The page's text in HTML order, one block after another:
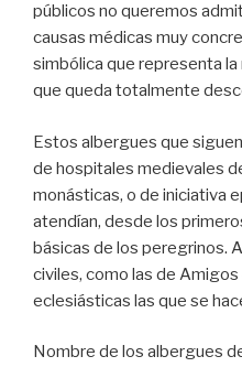
públicos no queremos
causas médicas muy
simbólica que representa
que queda totalmente
Estos albergues que
de hospitales medievales
monásticas, o de iniciativa
atendían, desde los
básicas de los peregrinos.
civiles, como las de
eclesiásticas las que se
Nombre de los albergues